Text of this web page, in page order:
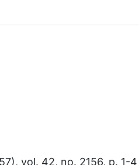
vol. 42, no. 2156, p. 1-4